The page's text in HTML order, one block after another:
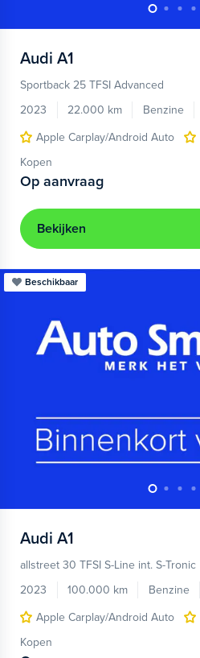
Audi A1
Sportback 25 TFSI Advanced
2023
22.000 km Benzine
Apple Carplay/Android Auto
Kopen
Op aanvraag
Bekijken
Beschikbaar
Audi A1
allstreet 30 TFSI S-Line int. S-Tronic
2023
100.000 km Benzine
Apple Carplay/Android Auto
Kopen